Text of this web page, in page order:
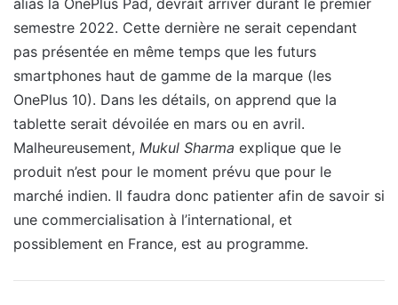
alias la OnePlus Pad, devrait arriver durant le premier
semestre 2022. Cette dernière ne serait cependant
pas présentée en même temps que les futurs
smartphones haut de gamme de la marque (les
OnePlus 10). Dans les détails, on apprend que la
tablette serait dévoilée en mars ou en avril.
Malheureusement, Mukul Sharma explique que le
produit n’est pour le moment prévu que pour le
marché indien. Il faudra donc patienter afin de savoir si
une commercialisation à l’international, et
possiblement en France, est au programme.